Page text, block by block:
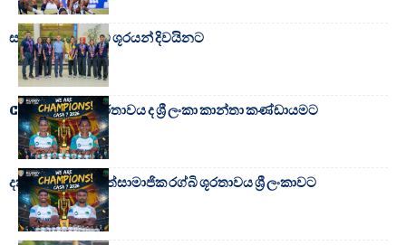
සත්සාමාජික රග්බි ශූරයන් දිවයිනට
CASA 7s රග්බි ශූරතාවය ද ශ්‍රී ලංකා කාන්තා කණ්ඩායමට
දකුණු ආසියානු සත්සාමාජික රග්බි ශූරතාවය ශ්‍රී ලංකාවට